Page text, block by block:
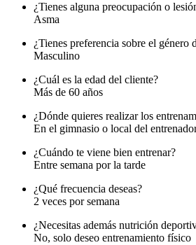
¿Tienes alguna preocupación o
Asma
¿Tienes preferencia sobre el género
Masculino
¿Cuál es la edad del cliente?
Más de 60 años
¿Dónde quieres realizar los
En el gimnasio o local del
¿Cuándo te viene bien entrenar?
Entre semana por la tarde
¿Qué frecuencia deseas?
2 veces por semana
¿Necesitas además nutrición
No, solo deseo entrenamiento físico